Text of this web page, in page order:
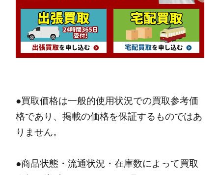
●買取価格は一般的使用状況での買取参考価
格であり、掲載の価格を保証するものではあ
りません。
●商品状態・流通状況・在庫数によって買取